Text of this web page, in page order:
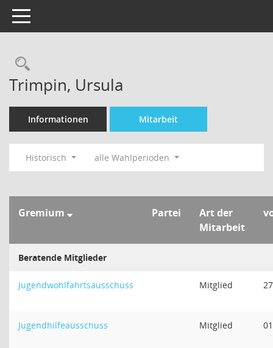
Toggle navigation
Rechercheauswahl
Trimpin, Ursula
Informationen Mitarbeit
Historisch alle Wahlperioden
Gremium Partei
Art der
Mitarbeit
Beratende Mitglieder
Jugendwohlfahrtsausschuss Mitglied
Jugendhilfeausschuss Mitglied